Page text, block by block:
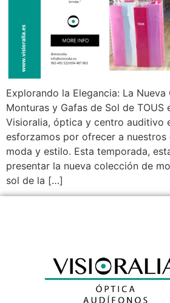
Explorando la Elegancia: La
Monturas y Gafas de Sol de TOUS
Visioralia, óptica y centro auditivo
esforzamos por ofrecer a
moda y estilo. Esta temporada,
presentar la nueva colección de
sol de la […]